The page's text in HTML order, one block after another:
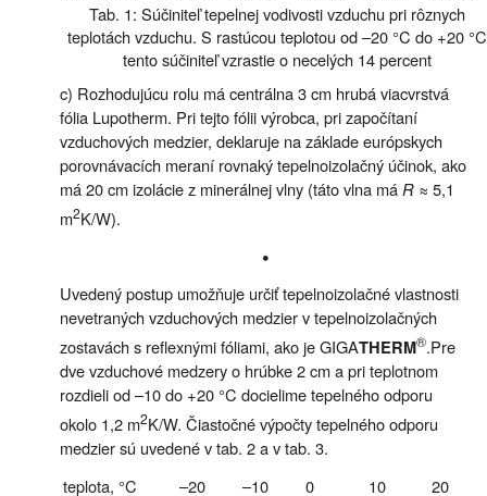
Tab. 1: Súčiniteľ tepelnej vodivosti vzduchu pri rôznych
teplotách vzduchu. S rastúcou teplotou od –20 °C do +20 °C
tento súčiniteľ vzrastie o necelých 14 percent
c) Rozhodujúcu rolu má centrálna 3 cm hrubá viacvrstvá
fólia Lupotherm. Pri tejto fólii výrobca, pri započítaní
vzduchových medzier, deklaruje na základe európskych
porovnávacích meraní rovnaký tepelnoizolačný účinok, ako
má 20 cm izolácie z minerálnej vlny (táto vlna má R ≈ 5,1
m2K/W).
•
Uvedený postup umožňuje určiť tepelnoizolačné vlastnosti
nevetraných vzduchových medzier v tepelnoizolačných
zostavách s reflexnými fóliami, ako je GIGATHERM®.Pre
dve vzduchové medzery o hrúbke 2 cm a pri teplotnom
rozdieli od –10 do +20 °C docielime tepelného odporu
okolo 1,2 m2K/W. Čiastočné výpočty tepelného odporu
medzier sú uvedené v tab. 2 a v tab. 3.
teplota, °C
–20 –10 0 10
20